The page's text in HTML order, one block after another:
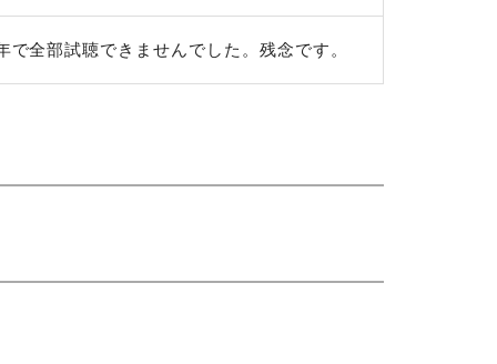
全部試聴できませんでした。残念です。